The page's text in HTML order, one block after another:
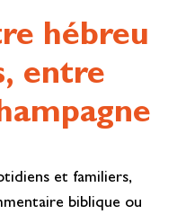
hébreu
entre
et familiers,
biblique ou